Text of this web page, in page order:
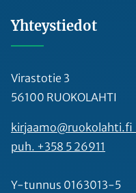
Yhteystiedot
Virastotie 3
56100 RUOKOLAHTI
kirjaamo@ruokolahti.fi
puh. +358 5 26911
Y-tunnus 0163013-5